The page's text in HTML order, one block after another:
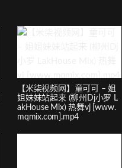
【米柒视频网】童可可 – 姐
姐妹妹站起来 (柳州Dj小罗 L
akHouse Mix) 热舞vj [www.
mqmix.com].mp4